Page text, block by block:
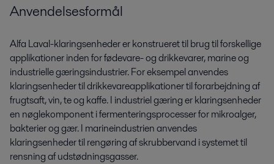
Anvendelsesformål
Alfa Laval-klaringsenheder er konstrueret til brug til forskellige
applikationer inden for fødevare- og drikkevarer, marine og
industrielle gæringsindustrier. For eksempel anvendes
klaringsenheder til drikkevareapplikationer til forarbejdning af
frugtsaft, vin, te og kaffe. I industriel gæring er klaringsenheder
en nøglekomponent i fermenteringsprocesser for mikroalger,
bakterier og gær. I marineindustrien anvendes
klaringsenheder til rengøring af skrubbervand i systemet til
rensning af udstødningsgasser.